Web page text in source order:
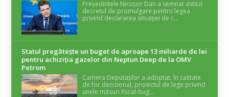
Președintele Nicușor Dan a semnat astăzi
decretul de promulgare pentru legea
privind declararea situației de c...
Statul pregătește un buget de aproape 13 miliarde de lei
pentru achiziția gazelor din Neptun Deep de la OMV
Petrom
Camera Deputaților a adoptat, în calitate
de for decizional, proiectul de lege privind
unele măsuri fiscal-bug...